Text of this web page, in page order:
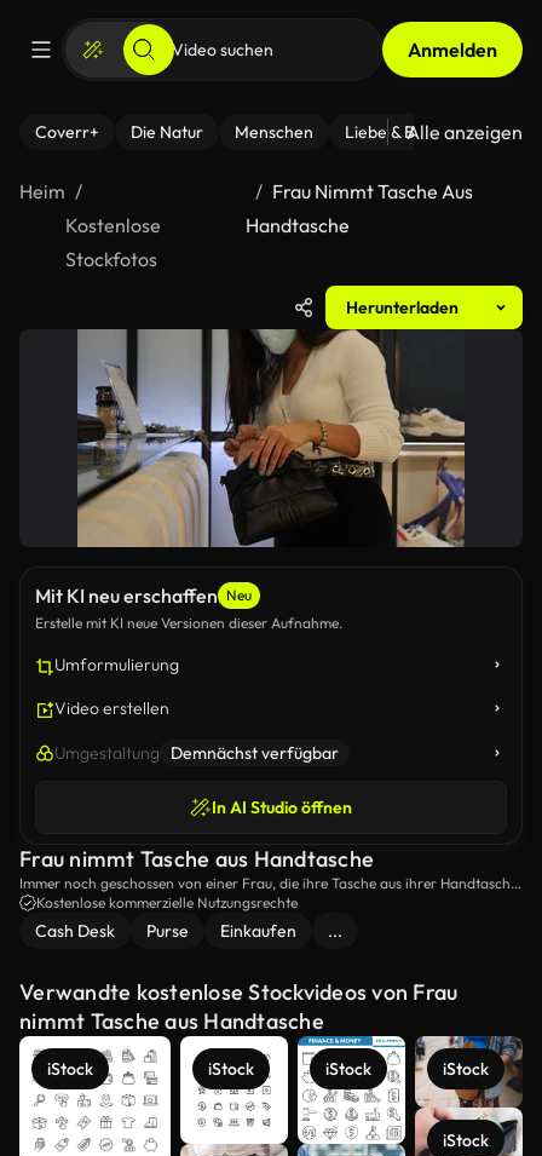
Anmelden
Coverr+ Die Natur Menschen Liebe & Beziehungen
Alle anzeigen
Heim
Kostenlose
Stockfotos
Frau Nimmt Tasche Aus
Handtasche
Herunterladen
Mit KI neu erschaffen Neu
Erstelle mit KI neue Versionen dieser Aufnahme.
Umformulierung
Video erstellen
Umgestaltung Demnächst verfügbar
In AI Studio öffnen
Frau nimmt Tasche aus Handtasche
Immer noch geschossen von einer Frau, die ihre Tasche aus ihrer Handtasche
nimmt, um zu bezahlen.
Kostenlose kommerzielle Nutzungsrechte
Cash Desk Purse Einkaufen ...
Verwandte kostenlose Stockvideos von Frau
nimmt Tasche aus Handtasche
iStock iStock iStock iStock
iStock